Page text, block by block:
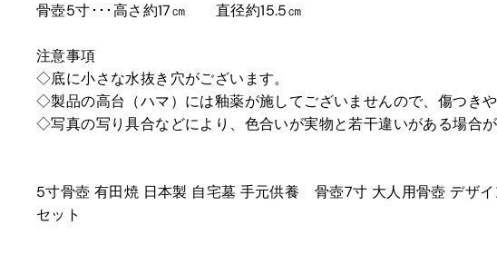
骨壺5寸･･･高さ約17㎝ 直径約15.5㎝
注意事項
◇底に小さな水抜き穴がございます。
◇製品の高台（ハマ）には釉薬が施してございませんので、傷つき
◇写真の写り具合などにより、色合いが実物と若干違いがある場合が
5寸骨壺 有田焼 日本製 自宅墓 手元供養 骨壺7寸 大人用骨壺 デザ
セット